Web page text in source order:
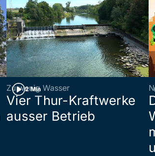
2 Min
Zu wenig Wasser
Vier Thur-Kraftwerke
ausser Betrieb